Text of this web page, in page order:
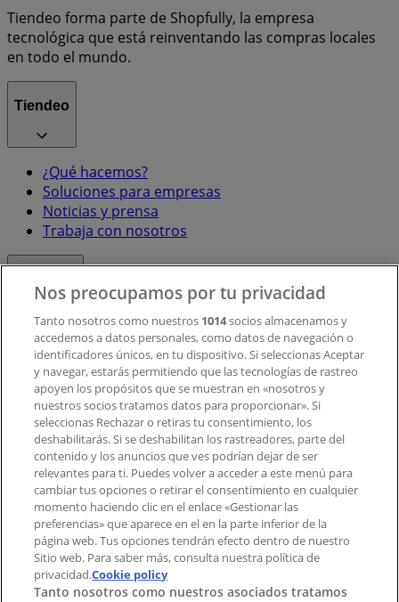
Tiendeo forma parte de Shopfully, la empresa
tecnológica que está reinventando las compras locales
en todo el mundo.
Tiendeo
¿Qué hacemos?
Soluciones para empresas
Noticias y prensa
Trabaja con nosotros
Contacto comercial y de marketing
Tienda mal colocada en el mapa
Notificar un folleto
¿Encontraste un problema en la web o en la
aplicación?
Índices
Marcas
Marcas locales
Negocios
Negocios cercanos
Nos preocupamos por tu privacidad
Tanto nosotros como nuestros 1014socios almacenamos y
accedemos a datos personales, como datos de navegación o
identificadores únicos, en tu dispositivo. Si seleccionas Aceptar
y navegar, estarás permitiendo que las tecnologías de rastreo
apoyen los propósitos que se muestran en «nosotros y
nuestros socios tratamos datos para proporcionar». Si
seleccionas Rechazar o retiras tu consentimiento, los
deshabilitarás. Si se deshabilitan los rastreadores, parte del
contenido y los anuncios que ves podrían dejar de ser
relevantes para ti. Puedes volver a acceder a este menú para
cambiar tus opciones o retirar el consentimiento en cualquier
momento haciendo clic en el enlace «Gestionar las
preferencias» que aparece en el en la parte inferior de la
página web. Tus opciones tendrán efecto dentro de nuestro
Sitio web. Para saber más, consulta nuestra política de
privacidad.Cookie policy
Tanto nosotros como nuestros asociados tratamos